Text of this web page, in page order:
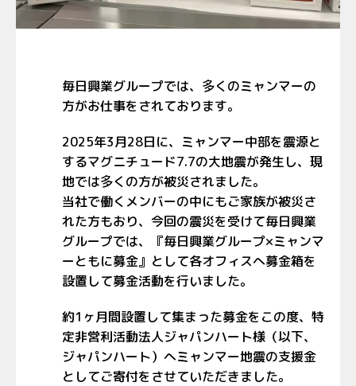
毎日興業グループでは、多くのミャンマーの
方がお仕事をされております。
2025年3月28日に、ミャンマー中部を震源と
するマグニチュード7.7の大地震が発生し、現
地では多くの方が被災されました。
当社で働くメンバーの中にもご家族が被災さ
れた方もおり、今回の震災を受けて毎日興業
グループでは、『毎日興業グループ×ミャンマ
ーともに募金』として各オフィスへ募金箱を
設置して募金活動を行いました。
約1ヶ月間設置して集まった募金をこの度、特
定非営利活動法人ジャパンハート様（以下、
ジャパンハート）へミャンマー地震の支援金
としてご寄付をさせていただきました。